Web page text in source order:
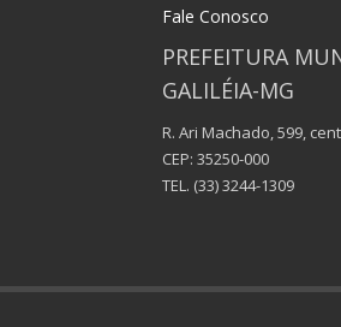
Fale Conosco
PREFEITURA
GALILÉIA-MG
R. Ari Machado, 599,
CEP: 35250-000
TEL. (33) 3244-1309